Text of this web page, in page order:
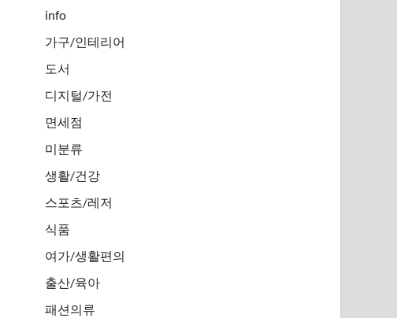
info
가구/인테리어
도서
디지털/가전
면세점
미분류
생활/건강
스포츠/레저
식품
여가/생활편의
출산/육아
패션의류